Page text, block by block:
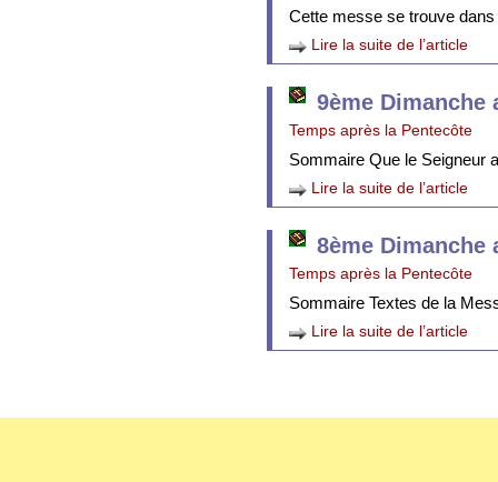
Cette messe se trouve
Lire la suite de l’article
9ème Dimanche
Temps après la Pentecôte
Sommaire Que le Seigneur
Lire la suite de l’article
8ème Dimanche
Temps après la Pentecôte
Sommaire Textes de la
Lire la suite de l’article